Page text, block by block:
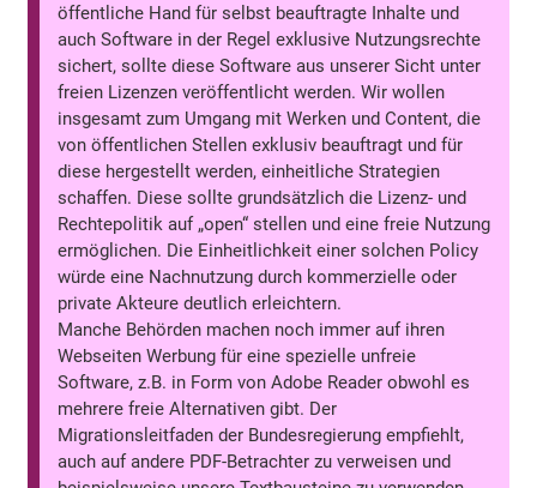
öffentliche Hand für selbst beauftragte Inhalte und
auch Software in der Regel exklusive Nutzungsrechte
sichert, sollte diese Software aus unserer Sicht unter
freien Lizenzen veröffentlicht werden. Wir wollen
insgesamt zum Umgang mit Werken und Content, die
von öffentlichen Stellen exklusiv beauftragt und für
diese hergestellt werden, einheitliche Strategien
schaffen. Diese sollte grundsätzlich die Lizenz- und
Rechtepolitik auf „open“ stellen und eine freie Nutzung
ermöglichen. Die Einheitlichkeit einer solchen Policy
würde eine Nachnutzung durch kommerzielle oder
private Akteure deutlich erleichtern.
Manche Behörden machen noch immer auf ihren
Webseiten Werbung für eine spezielle unfreie
Software, z.B. in Form von Adobe Reader obwohl es
mehrere freie Alternativen gibt. Der
Migrationsleitfaden der Bundesregierung empfiehlt,
auch auf andere PDF-Betrachter zu verweisen und